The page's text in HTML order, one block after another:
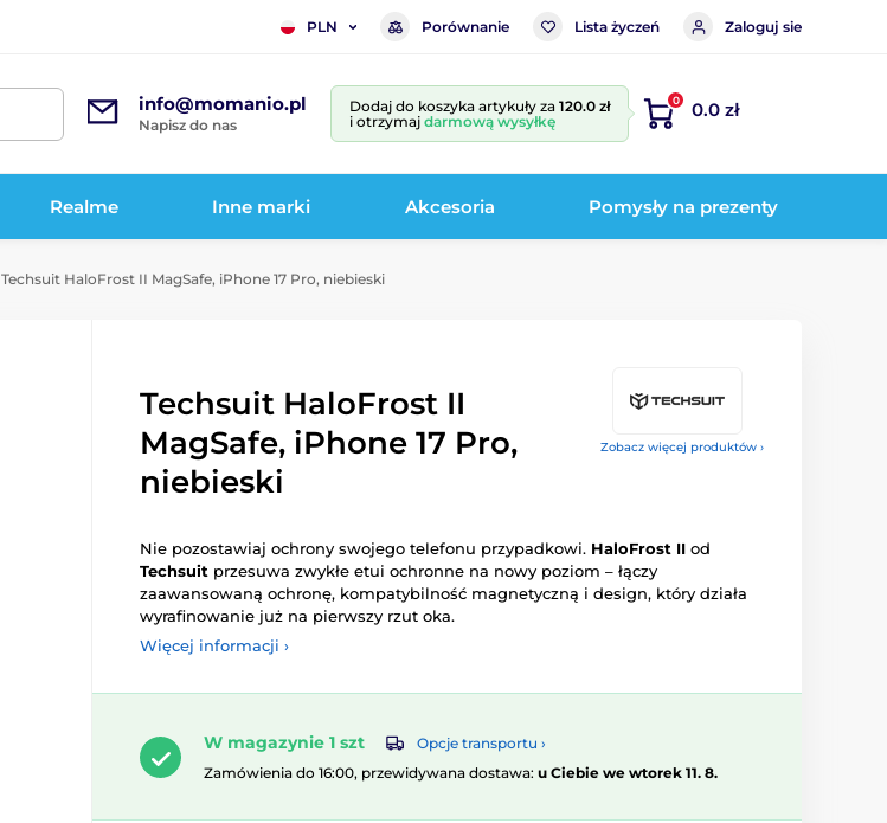
PLN Porównanie Lista życzeń Zaloguj sie
info@momanio.pl
Napisz do nas
Dodaj do koszyka artykuły za 120.0 zł
i otrzymaj darmową wysyłkę
0 0.0 zł
Realme Inne marki Akcesoria Pomysły na prezenty
Techsuit HaloFrost II MagSafe, iPhone 17 Pro, niebieski
Zobacz więcej produktów ›
Techsuit HaloFrost II
MagSafe, iPhone 17 Pro,
niebieski
Nie pozostawiaj ochrony swojego telefonu przypadkowi. HaloFrost II od
Techsuit przesuwa zwykłe etui ochronne na nowy poziom – łączy
zaawansowaną ochronę, kompatybilność magnetyczną i design, który działa
wyrafinowanie już na pierwszy rzut oka.
Więcej informacji ›
W magazynie 1 szt
Opcje transportu ›
Zamówienia do 16:00, przewidywana dostawa: u Ciebie we wtorek 11. 8.